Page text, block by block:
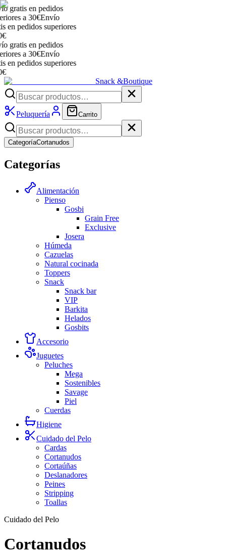
gratis en pedidos
a 30€Envío
pedidos superiores
gratis en pedidos
a 30€Envío
pedidos superiores
Snack &Boutique
Peluquería Carrito
CategoríaCortanudos
Categorías
Alimentación
Pienso
Gosbi
Grain Free
Exclusive
Josera
Húmeda
Cazuelas
Natural cocinada
Toppers
Snack
Snack bar
VIP
Barkita
Helados
Gosbits
Accesorio
Juguetes
Peluches
Mega
Sostenibles
Savage
Piel
Cuerdas
Higiene
Cuidado del Pelo
Cardas
Cortanudos
Cortaúñas
Deslanadores
Peines
Stripping
Toallas
Cuidado del Pelo
Cortanudos